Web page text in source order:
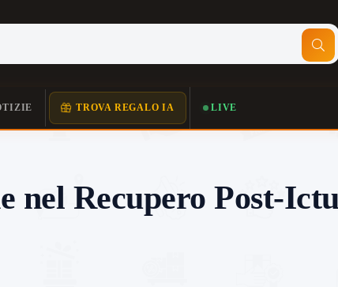
TROVA REGALO IA LIVE
nel Recupero Post-